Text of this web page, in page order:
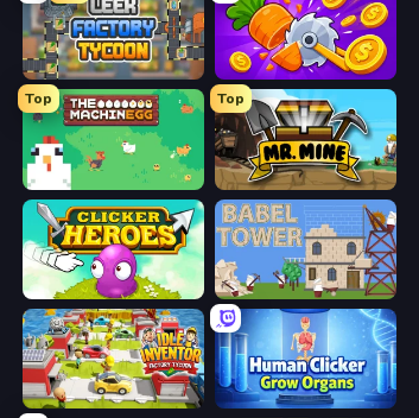
Leek Factory Tycoon Farm Ring Idle
Top
The MachinEGG
Top
Mr. Mine
Clicker Heroes Babel Tower
Idle Inventor Human Clicker: Grow Organs